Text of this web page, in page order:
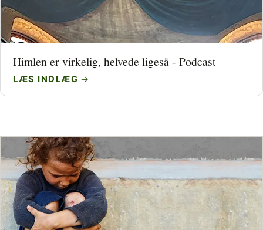
Himlen er virkelig, helvede ligeså - Podcast
LÆS INDLÆG